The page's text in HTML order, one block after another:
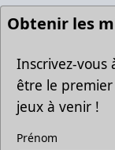
Obtenir les
Inscrivez-
être le
jeux à venir !
Prénom